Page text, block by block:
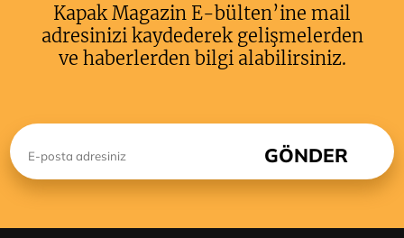
Kapak Magazin E-bülten’ine mail
adresinizi kaydederek gelişmelerden
ve haberlerden bilgi alabilirsiniz.